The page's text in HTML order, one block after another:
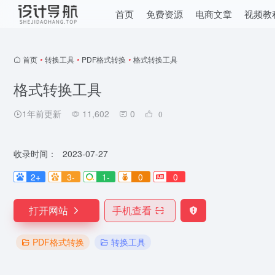
首页 免费资源 电商文章 视频教
首页 • 转换工具 • PDF格式转换 • 格式转换工具
格式转换工具
1年前更新 11,602 0 0
收录时间：
2023-07-27
2+
3- 1- 0 0
打开网站 手机查看
PDF格式转换 转换工具